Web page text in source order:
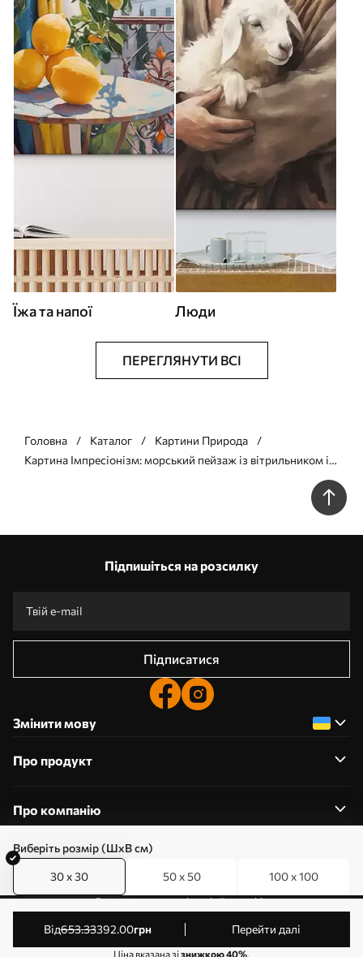
Виберіть розмір (ШхВ см)
30 x 30 50 x 50 100 x 100
від653.33392.00грн Перейти далі
Ціна вказана зізнижкою 40%.
Їжа та напої Люди
ПЕРЕГЛЯНУТИ ВСІ
Головна Каталог
Картини Природа
Картина Імпресіонізм: морський пейзаж із вітрильником і
Підпишіться на розсилку
Підписатися
Змінити мову
Про продукт
Про компанію
0800357223
Редагування дозволів на файли cookie
© 2011-2026 Art-holst. Усі права захищені. Власник:
ТОВ “КЛЄВЄР”. Код ЄДРПОУ: 31780602.